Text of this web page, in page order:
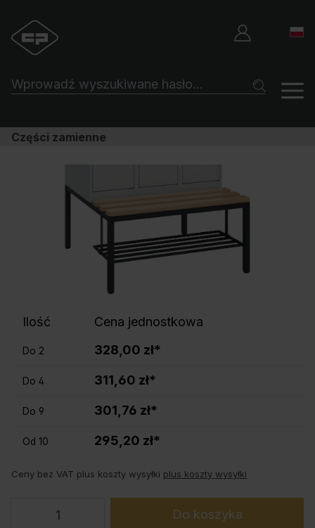
Części zamienne
Ilość Cena jednostkowa
Do 2 328,00 zł*
Do 4 311,60 zł*
Do 9 301,76 zł*
Od 10 295,20 zł*
Ceny bez VAT plus koszty wysyłki plus koszty wysyłki
Do koszyka